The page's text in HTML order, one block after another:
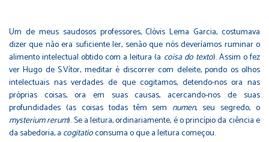
Um de meus saudosos professores, Clóvis Lema Garcia, costumava
dizer que não era suficiente ler, senão que nós deveríamos ruminar o
alimento intelectual obtido com a leitura (a coisa do texto). Assim o fez
ver Hugo de S.Vítor, meditar é discorrer com deleite, pondo os olhos
intelectuais nas verdades de que cogitamos, detendo-nos ora nas
próprias coisas, ora em suas causas, acercando-nos de suas
profundidades (as coisas todas têm sem numen, seu segredo, o
mysterium rerum). Se a leitura, ordinariamente, é o princípio da ciência e
da sabedoria, a cogitatioconsuma o que a leitura começou.